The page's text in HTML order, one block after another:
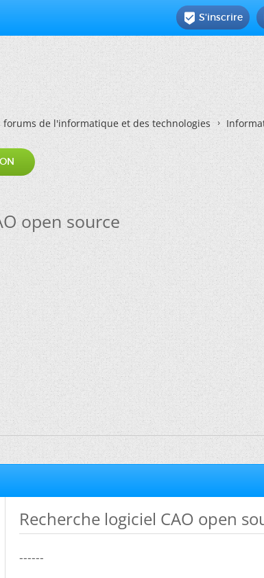
 S'inscrire
forums de l'informatique et des technologies
open source
Recherche logiciel CAO open
------